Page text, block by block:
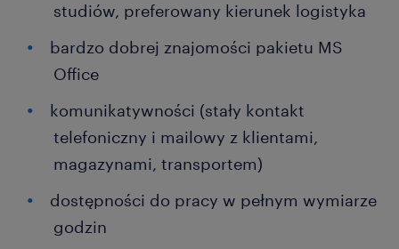
studiów, preferowany kierunek logistyka
bardzo dobrej znajomości pakietu MS
Office
komunikatywności (stały kontakt
telefoniczny i mailowy z klientami,
magazynami, transportem)
dostępności do pracy w pełnym wymiarze
godzin